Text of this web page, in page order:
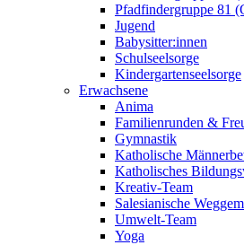
Pfadfindergruppe 81
Jugend
Babysitter:innen
Schulseelsorge
Kindergartenseelsorge
Erwachsene
Anima
Familienrunden &
Gymnastik
Katholische
Katholisches
Kreativ-Team
Salesianische
Umwelt-Team
Yoga